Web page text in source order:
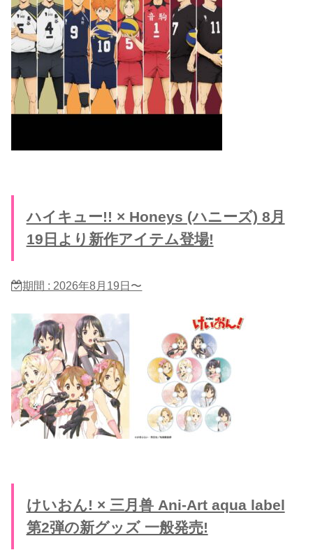
ハイキュー!! × Honeys (ハニーズ) 8月
19日より新作アイテム登場!
期間 : 2026年8月19日〜
けいおん! × 三月兽 Ani-Art aqua label
第2弾の新グッズ 一般発売!